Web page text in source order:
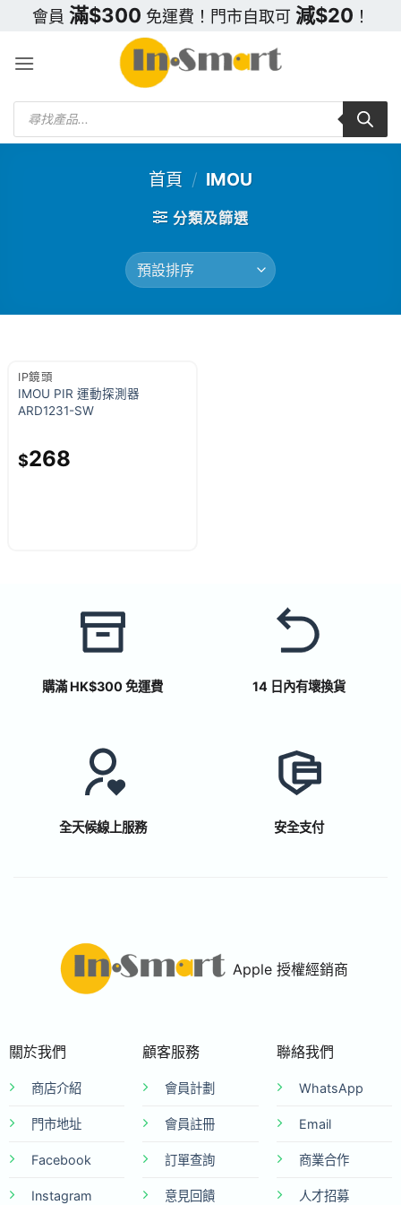
content
會員 滿$300 免運費！門市自取可 減$20 ！
Products
search
首頁 / IMOU
分類及篩選
IP鏡頭
IMOU PIR 運動探測器
ARD1231-SW
$268
購滿 HK$300 免運費 14 日內有壞換貨
全天候線上服務 安全支付
Apple 授權經銷商
關於我們
商店介紹
門市地址
Facebook
Instagram
顧客服務
會員計劃
會員註冊
訂單查詢
意見回饋
聯絡我們
WhatsApp
Email
商業合作
人才招募